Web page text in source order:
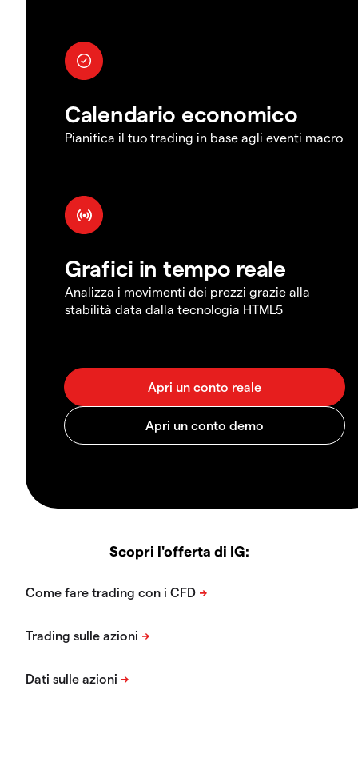
Calendario economico
Pianifica il tuo trading in base agli eventi macro
Grafici in tempo reale
Analizza i movimenti dei prezzi grazie alla
stabilità data dalla tecnologia HTML5
Scopri l'offerta di IG: